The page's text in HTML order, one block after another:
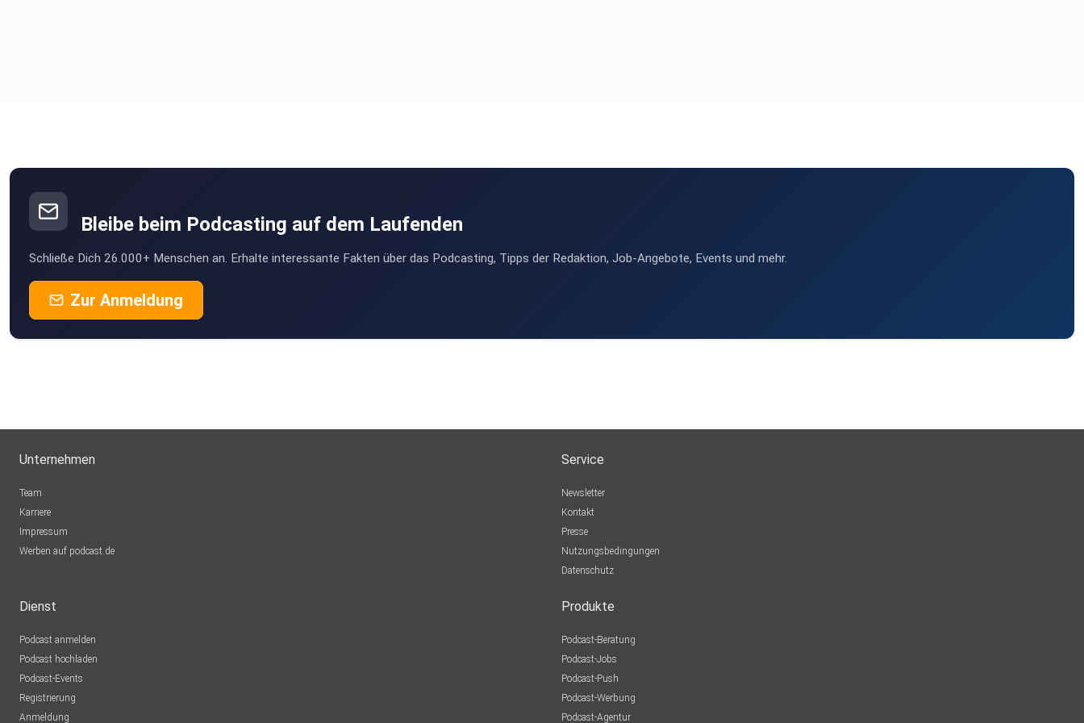
Bleibe beim Podcasting auf dem Laufenden
Schließe Dich 26.000+ Menschen an. Erhalte interessante Fakten über das Podcasting, Tipps der Redaktion, Job-Angebote, Events und mehr.
Zur Anmeldung
Unternehmen
Team
Karriere
Impressum
Werben auf podcast.de
Service
Newsletter
Kontakt
Presse
Nutzungsbedingungen
Datenschutz
Dienst
Podcast anmelden
Podcast hochladen
Podcast-Events
Registrierung
Anmeldung
Produkte
Podcast-Beratung
Podcast-Jobs
Podcast-Push
Podcast-Werbung
Podcast-Agentur